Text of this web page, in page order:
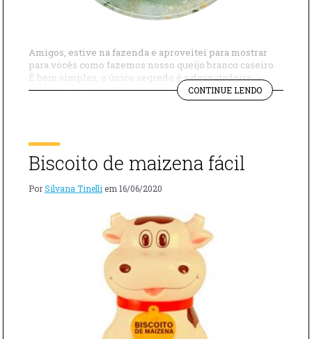
Amigos, estive na fazenda e aproveitei para mostrar
para vocês como fazemos nosso queijo branco caseiro.
É bem simples, o único segredo é a desnatadeira
elétrica, um aparelho que separa a gordura do leite com
uma centrífuga que gira em alta velocidade. O processo
CONTINUE LENDO"QUEIJO
BRANCO
Biscoito de maizena fácil
PorSilvana Tinelli em 16/06/2020